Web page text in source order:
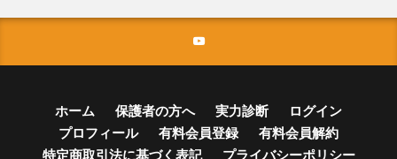
ホーム 保護者の方へ 実力診断
ログイン
プロフィール
有料会員登録
有料会員解約
特定商取引法に基づく表記
プライバシーポリシー